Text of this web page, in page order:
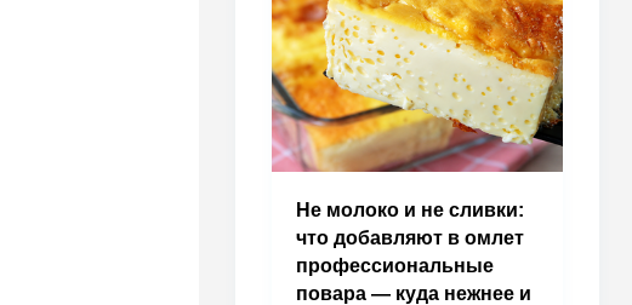
Не молоко и не сливки:
что добавляют в омлет
профессиональные
повара — куда нежнее и